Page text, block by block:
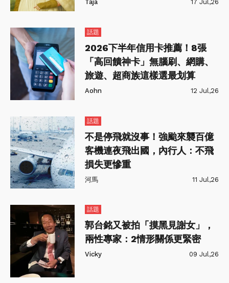
Taja 17 Jul,26
話題
2026下半年信用卡推薦！8張
「高回饋神卡」無腦刷、網購、
旅遊、超商族這樣選最划算
Aohn 12 Jul,26
話題
不是停飛就沒事！強颱來襲百億
客機連夜飛出國，內行人：不飛
損失更慘重
河馬 11 Jul,26
話題
郭台銘又被拍「摸黑見謝女」，
兩性專家：2情形關係更緊密
Vicky 09 Jul,26